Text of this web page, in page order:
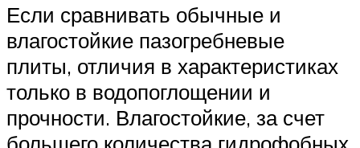
Если сравнивать обычные и
влагостойкие пазогребневые
плиты, отличия в характеристиках
только в водопоглощении и
прочности. Влагостойкие, за счет